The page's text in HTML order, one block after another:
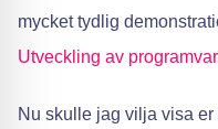
mycket tydlig
Utveckling av
Nu skulle jag vilja visa